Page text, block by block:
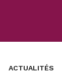
ACTUALITÉS